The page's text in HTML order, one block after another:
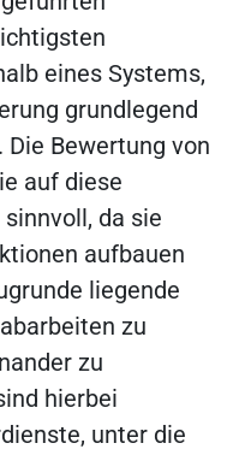
eines Systems,
grundlegend
Bewertung von
auf diese
da sie
aufbauen
liegende
zu
zu
hierbei
unter die